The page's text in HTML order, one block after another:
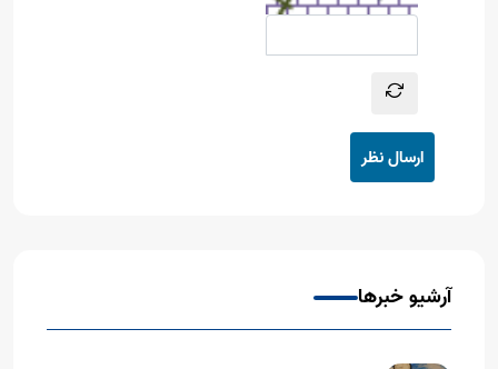
ارسال نظر
آرشیو خبرها